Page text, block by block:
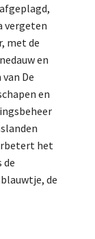
vergeten
met de
en
De
en
het
de
de